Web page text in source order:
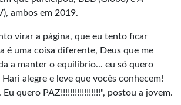
ambos em 2019.
virar a página, que eu tento ficar
é uma coisa diferente, Deus que me
a manter o equilíbrio... eu só quero
alegre e leve que vocês conhecem!
quero PAZ!!!!!!!!!!!!!!!!!", postou a jovem.